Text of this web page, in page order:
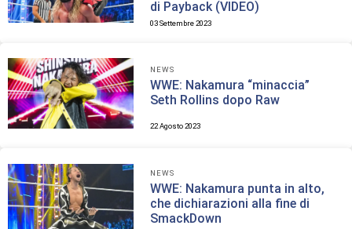
di Payback (VIDEO)
03 Settembre 2023
NEWS
WWE: Nakamura “minaccia”
Seth Rollins dopo Raw
22 Agosto 2023
NEWS
WWE: Nakamura punta in alto,
che dichiarazioni alla fine di
SmackDown